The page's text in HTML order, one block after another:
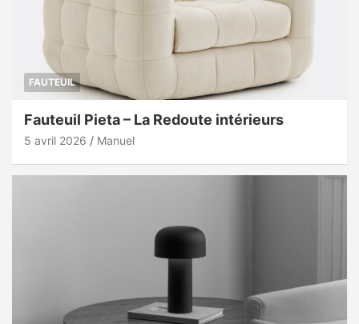
FAUTEUIL
Fauteuil Pieta – La Redoute intérieurs
5 avril 2026 Manuel